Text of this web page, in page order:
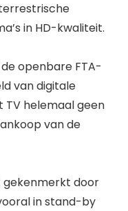
in HD-kwaliteit.
openbare FTA-
van digitale
TV helemaal geen
van de
door
in stand-by